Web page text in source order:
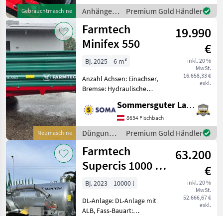
Gebrauchtmaschine
Gesamtgewicht 6500 kg -
Leergewicht ca. 1500 kg,
Nutzlast
Anhänger /
Farmtech
Premium Gold Händler
Neumaschine
Farmtech
Minifex 550
19.990
€
inkl. 20 %
MwSt.
16.658,33 €
exkl.
Bj. 2025
6 m³
Anzahl Achsen: Einachser,
Bremse: Hydraulische
Vorschub Einachs-
Bergstreuer MINIFEX 550 -
zulässiges Gesamtgewicht
5500 kg -Leergewicht ca. 14
Sommersguter Landmaschinen GmbH
8654 Fischbach
Düngung
und
Beregnung
/ Farmtech
Premium Gold Händler
Farmtech
Supercis 1000 +
Condor 900
63.200
€
inkl. 20 %
MwSt.
52.666,67 €
exkl.
Bj. 2023
10000 l
DL-Anlage: DL-Anlage mit
ALB, Fass-Bauart: